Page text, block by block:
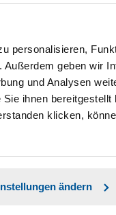
personalisieren,
geben wir
und Analysen
ihnen
klicken,
ändern
Auch bei Einkünften
für Sie.